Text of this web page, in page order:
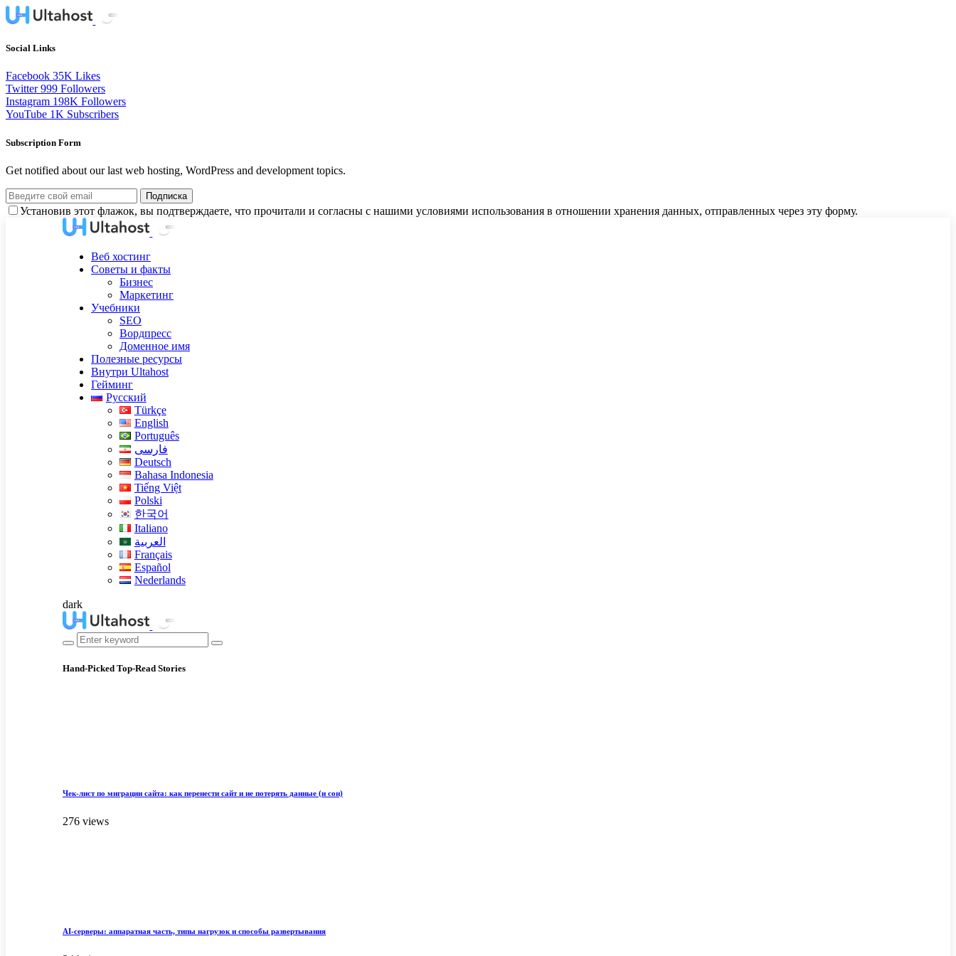
Social Links
Facebook 35K Likes
Twitter 999 Followers
Instagram 198K Followers
YouTube 1K Subscribers
Subscription Form
Get notified about our last web hosting, WordPress and development topics.
Подписка
Установив этот флажок, вы подтверждаете, что прочитали и согласны с нашими условиями использования в отношении хранения данных, отправленных через эту форму.
Веб хостинг
Советы и факты
Бизнес
Маркетинг
Учебники
SEO
Вордпресс
Доменное имя
Полезные ресурсы
Внутри Ultahost
Гейминг
Русский
Türkçe
English
Português
فارسی
Deutsch
Bahasa Indonesia
Tiếng Việt
Polski
한국어
Italiano
العربية
Français
Español
Nederlands
dark
Hand-Picked Top-Read Stories
Чек-лист по миграции сайта: как перенести сайт и не потерять данные (и сон)
276 views
AI-серверы: аппаратная часть, типы нагрузок и способы развертывания